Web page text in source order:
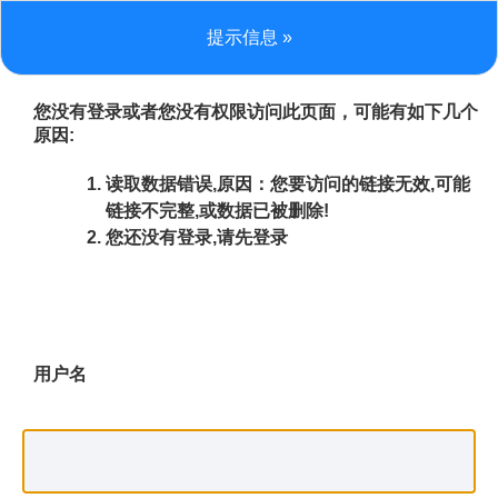
提示信息 »
您没有登录或者您没有权限访问此页面，可能有如下几个
原因:
读取数据错误,原因：您要访问的链接无效,可能
链接不完整,或数据已被删除!
您还没有登录,请先登录
用户名